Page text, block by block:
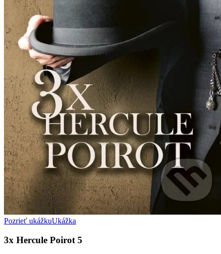
Pozrieť ukážkuUkážka
3x Hercule Poirot 5